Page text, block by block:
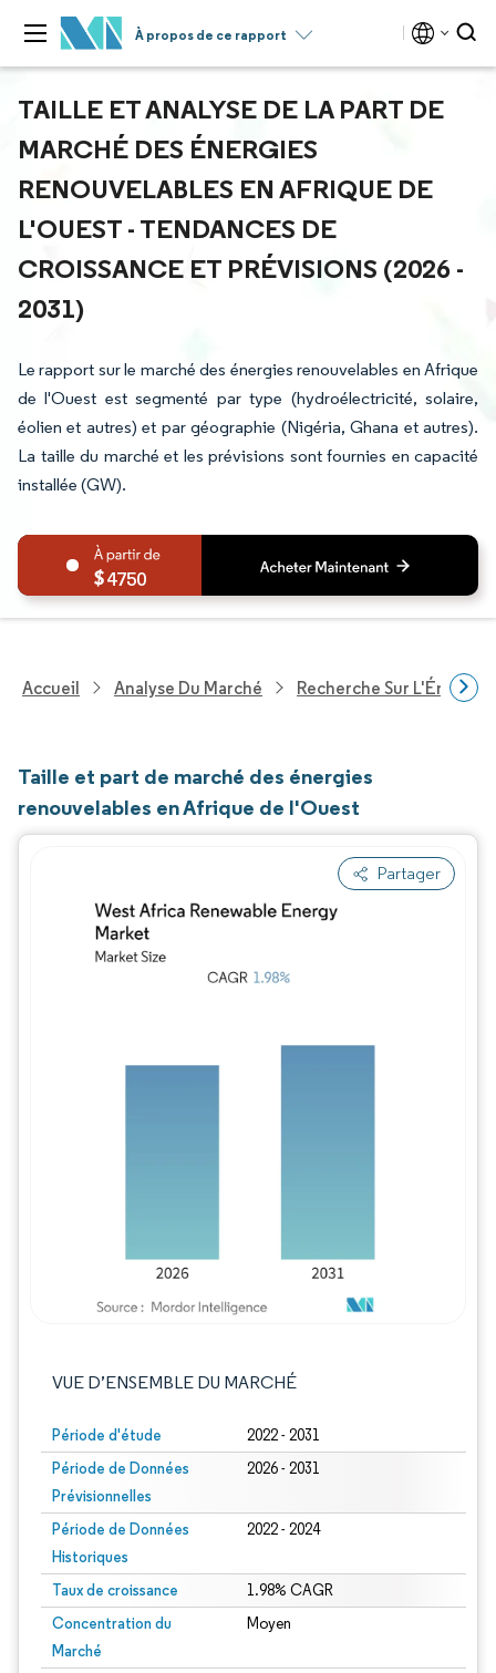
À propos de ce rapport
TAILLE ET ANALYSE DE LA PART DE
MARCHÉ DES ÉNERGIES
RENOUVELABLES EN AFRIQUE DE
L'OUEST - TENDANCES DE
CROISSANCE ET PRÉVISIONS (2026 -
2031)
Le rapport sur le marché des énergies renouvelables en Afrique
de l'Ouest est segmenté par type (hydroélectricité, solaire,
éolien et autres) et par géographie (Nigéria, Ghana et autres).
La taille du marché et les prévisions sont fournies en capacité
installée (GW).
4750
Accueil Analyse Du Marché Recherche Sur
Taille et part de marché des énergies
renouvelables en Afrique de l'Ouest
Partager
VUE D’ENSEMBLE DU MARCHÉ
Période d'étude 2022 - 2031
Période de Données
Prévisionnelles
2026 - 2031
Période de Données
Historiques
2022 - 2024
Taux de croissance 1.98% CAGR
Concentration du
Marché
Moyen